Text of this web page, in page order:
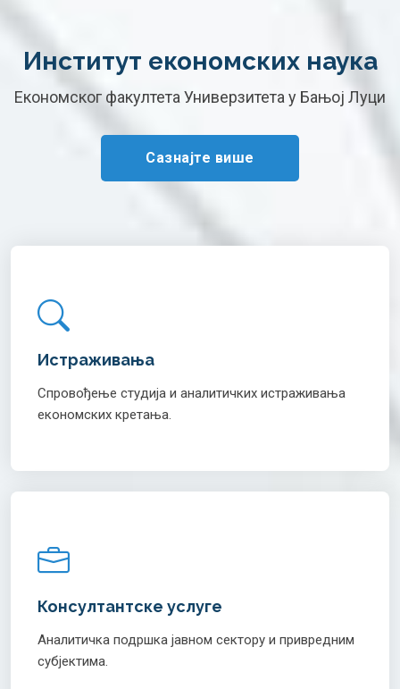
Институт економских наука
Економског факултета Универзитета у Бањој Луци
Сазнајте више
Истраживања
Спровођење студија и аналитичких истраживања
економских кретања.
Консултантске услуге
Аналитичка подршка јавном сектору и привредним
субјектима.